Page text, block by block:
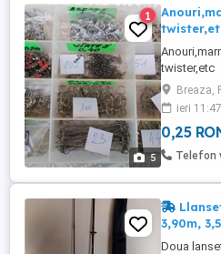
5
1
twister,etc
Breaza,
ieri 11:47
0,25
Telefon
3,90m,
Doua